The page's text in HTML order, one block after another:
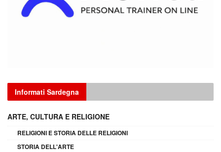
Informati Sardegna
ARTE, CULTURA E RELIGIONE
RELIGIONI E STORIA DELLE RELIGIONI
STORIA DELL'ARTE